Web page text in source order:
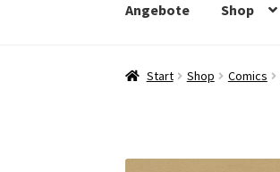
Angebote Shop
Start Shop Comics